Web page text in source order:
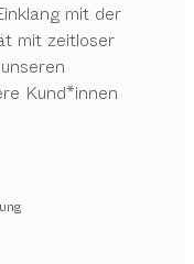
mit der
mit zeitloser
Kund*innen